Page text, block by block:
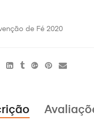
de Fé 2020